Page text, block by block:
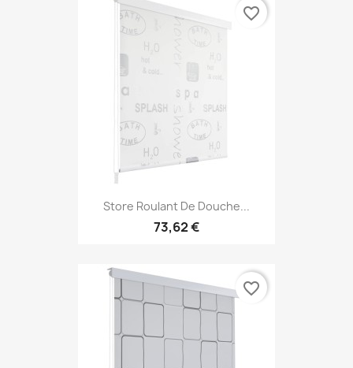
Store Roulant De Douche...
73,62 €
favorite_border
favorite_border